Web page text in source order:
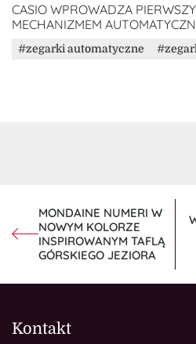
CASIO WPROWADZA
MECHANIZMEM
zegarki automatyczne
NAWIGACJA
WPISU
MONDAINE NUMERI W
NOWYM KOLORZE
INSPIROWANYM TAFLĄ
GÓRSKIEGO JEZIORA
Kontakt